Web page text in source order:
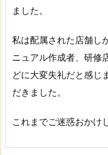
ました。
私は配属された店舗し
ニュアル作成者、研修
どに大変失礼だと感じ
だきました。
これまでご迷惑おかけ